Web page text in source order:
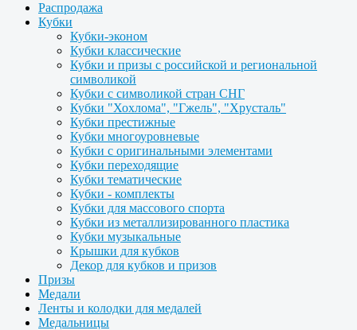
Распродажа
Кубки
Кубки-эконом
Кубки классические
Кубки и призы с российской и региональной
символикой
Кубки с символикой стран СНГ
Кубки "Хохлома", "Гжель", "Хрусталь"
Кубки престижные
Кубки многоуровневые
Кубки с оригинальными элементами
Кубки переходящие
Кубки тематические
Кубки - комплекты
Кубки для массового спорта
Кубки из металлизированного пластика
Кубки музыкальные
Крышки для кубков
Декор для кубков и призов
Призы
Медали
Ленты и колодки для медалей
Медальницы